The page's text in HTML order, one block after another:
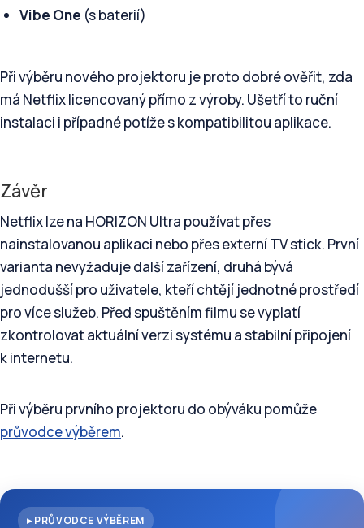
Vibe One (s baterií)
Při výběru nového projektoru je proto dobré ověřit, zda
má Netflix licencovaný přímo z výroby. Ušetří to ruční
instalaci i případné potíže s kompatibilitou aplikace.
Závěr
Netflix lze na HORIZON Ultra používat přes
nainstalovanou aplikaci nebo přes externí TV stick. První
varianta nevyžaduje další zařízení, druhá bývá
jednodušší pro uživatele, kteří chtějí jednotné prostředí
pro více služeb. Před spuštěním filmu se vyplatí
zkontrolovat aktuální verzi systému a stabilní připojení
k internetu.
Při výběru prvního projektoru do obýváku pomůže
průvodce výběrem.
▸ PRŮVODCE VÝBĚREM